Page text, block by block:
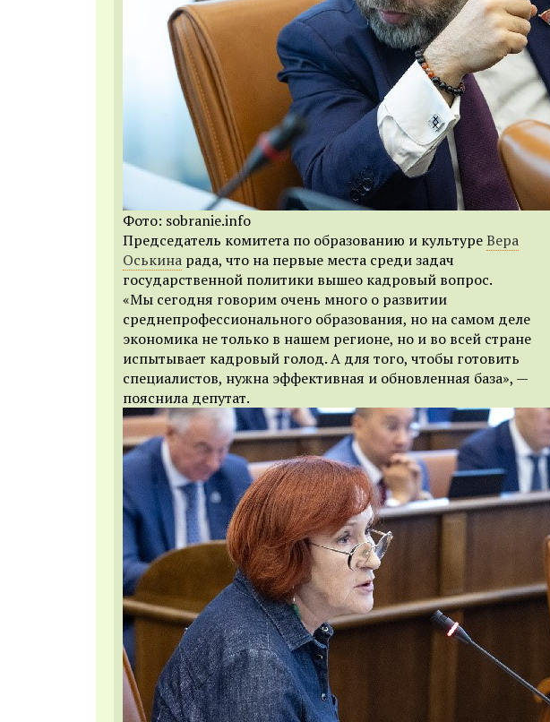
Фото: sobranie.info
Председатель комитета по образованию и культуреВера
Оськина рада, что на первые места среди задач
государственной политики вышео кадровый вопрос.
«Мы сегодня говорим очень много о развитии
среднепрофессионального образования, но на самом деле
экономика не только в нашем регионе, но и во всей стране
испытывает кадровый голод. А для того, чтобы готовить
специалистов, нужна эффективная и обновленная база», —
пояснила депутат.